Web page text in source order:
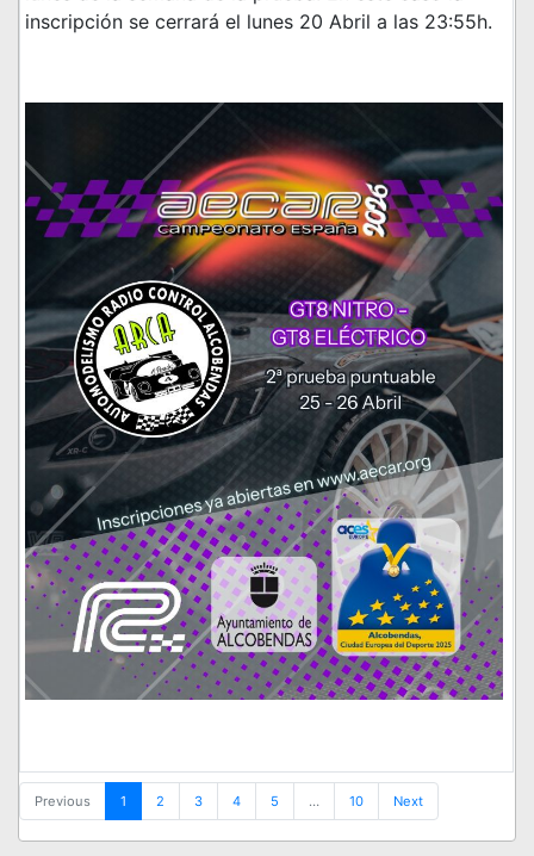
inscripción se cerrará el lunes 20 Abril a las 23:55h.
Previous 1 2 3 4 5 … 10 Next